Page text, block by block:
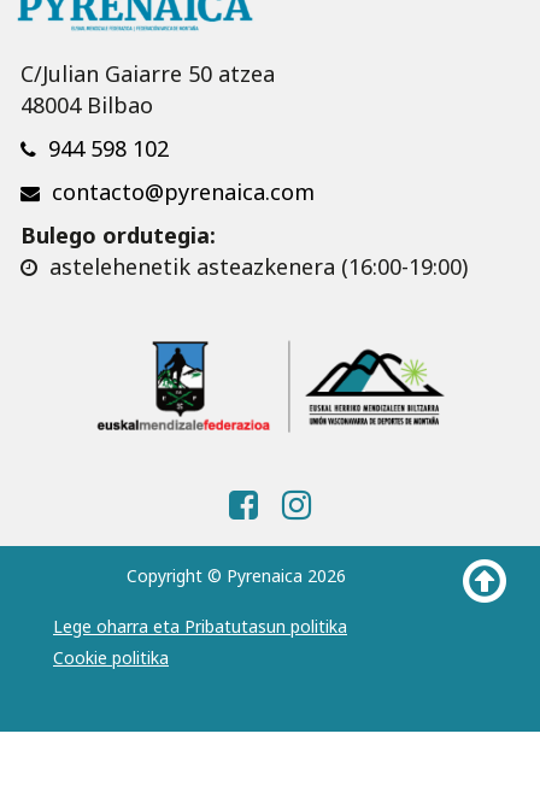
C/Julian Gaiarre 50 atzea
48004 Bilbao
944 598 102
contacto@pyrenaica.com
Bulego ordutegia:
astelehenetik asteazkenera (16:00-19:00)
Copyright © Pyrenaica 2026
Lege oharra eta Pribatutasun politika
Cookie politika